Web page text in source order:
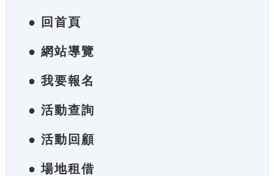
● 回首頁
● 網站導覽
● 我要報名
● 活動查詢
● 活動回顧
● 場地租借